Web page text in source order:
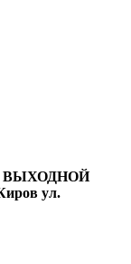
ВЫХОДНОЙ
ул.